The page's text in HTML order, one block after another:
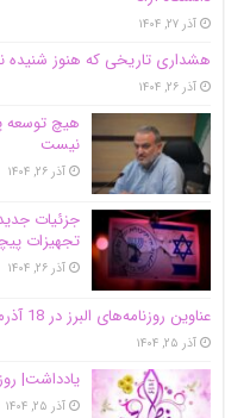
آذر ۲۷, ۱۴۰۴
هشداری تاریخی که هنوز
آذر ۲۶, ۱۴۰۴
هیچ توسعه
نیست
آذر ۲۶, ۱۴۰۴
جزئیات
تجهیزات
آذر ۲۶, ۱۴۰۴
عناوین روزنامه‌های البرز در ‌18 آذرماه/صدرنشینی در ارائه خدمات زایمان بی‌درد
آذر ۲۵, ۱۴۰۴
یادداشت|
آذر ۲۵, ۱۴۰۴